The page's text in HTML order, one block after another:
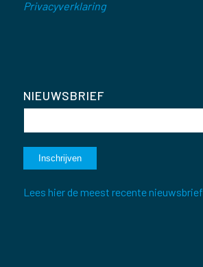
Privacyverklaring
NIEUWSBRIEF
Lees hier de meest recente nieuwsbrief